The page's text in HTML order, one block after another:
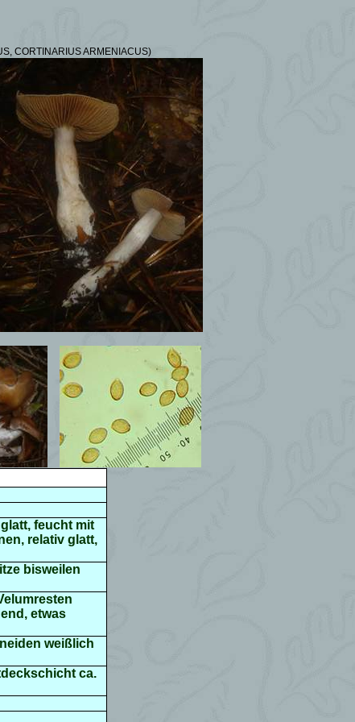
CORTINARIUS ARMENIACUS)
feucht mit
relativ glatt,
bisweilen
etwas
weißlich
ca.